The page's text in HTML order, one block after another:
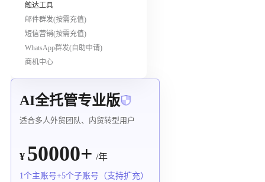
触达工具
邮件群发(按需充值)
短信营销(按需充值)
WhatsApp群发(自助申请)
商机中心
AI全托管专业版
适合多人外贸团队、内贸转型用户
¥ 50000+ /年
1个主账号+5个子账号（支持扩充）